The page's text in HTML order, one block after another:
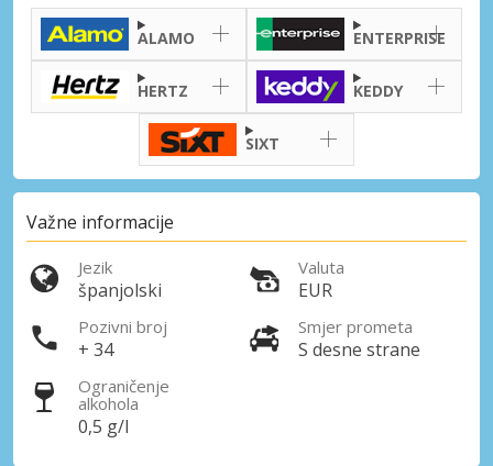
Posebni popusti
Pristupite ekskluzivnim ponudama naših
ALAMO ENTERPRISE
HERTZ KEDDY
SIXT
Važne informacije
Jezik
španjolski
Valuta
EUR
Pozivni broj
+ 34
Smjer prometa
S desne strane
Ograničenje
alkohola
0,5 g/l